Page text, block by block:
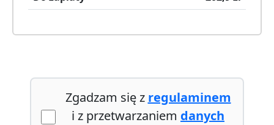
Zgadzam się z regulaminem
i z przetwarzaniem danych